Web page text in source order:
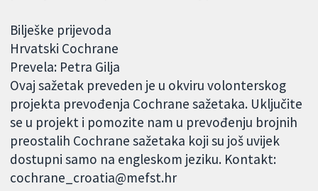
Bilješke prijevoda
Hrvatski Cochrane
Prevela: Petra Gilja
Ovaj sažetak preveden je u okviru volonterskog
projekta prevođenja Cochrane sažetaka. Uključite
se u projekt i pomozite nam u prevođenju brojnih
preostalih Cochrane sažetaka koji su još uvijek
dostupni samo na engleskom jeziku. Kontakt:
cochrane_croatia@mefst.hr